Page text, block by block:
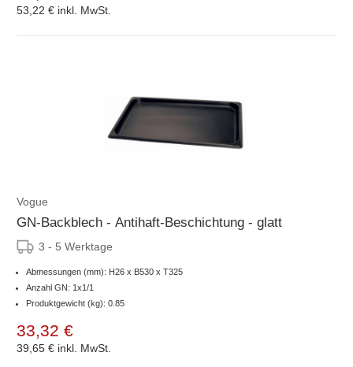
53,22 € inkl. MwSt.
Vogue
GN-Backblech - Antihaft-Beschichtung - glatt
3 - 5 Werktage
Abmessungen (mm): H26 x B530 x T325
Anzahl GN: 1x1/1
Produktgewicht (kg): 0.85
33,32 €
39,65 € inkl. MwSt.